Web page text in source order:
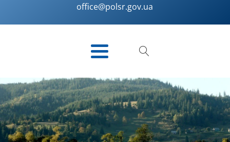
office@polsr.gov.ua